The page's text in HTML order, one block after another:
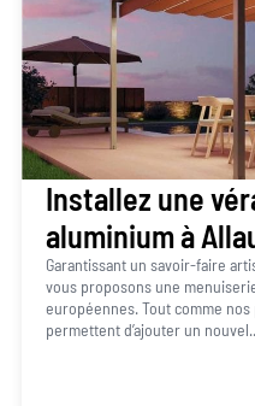
Installez une
aluminium à
Garantissant un savoir-faire
vous proposons une
européennes. Tout comme
permettent d’ajouter un